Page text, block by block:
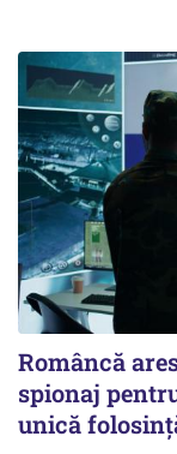
Româncă
spionaj
unică